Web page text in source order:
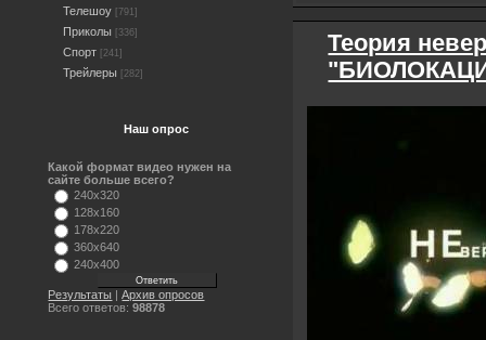
Телешоу [791]
Приколы [336]
Спорт [241]
Трейлеры [282]
Наш опрос
Какой формат видео нужен на
сайте больше всего?
240x320
128x160
178x220
360x640
240x400
Результаты |Архив опросов
Всего ответов:98878
Теория